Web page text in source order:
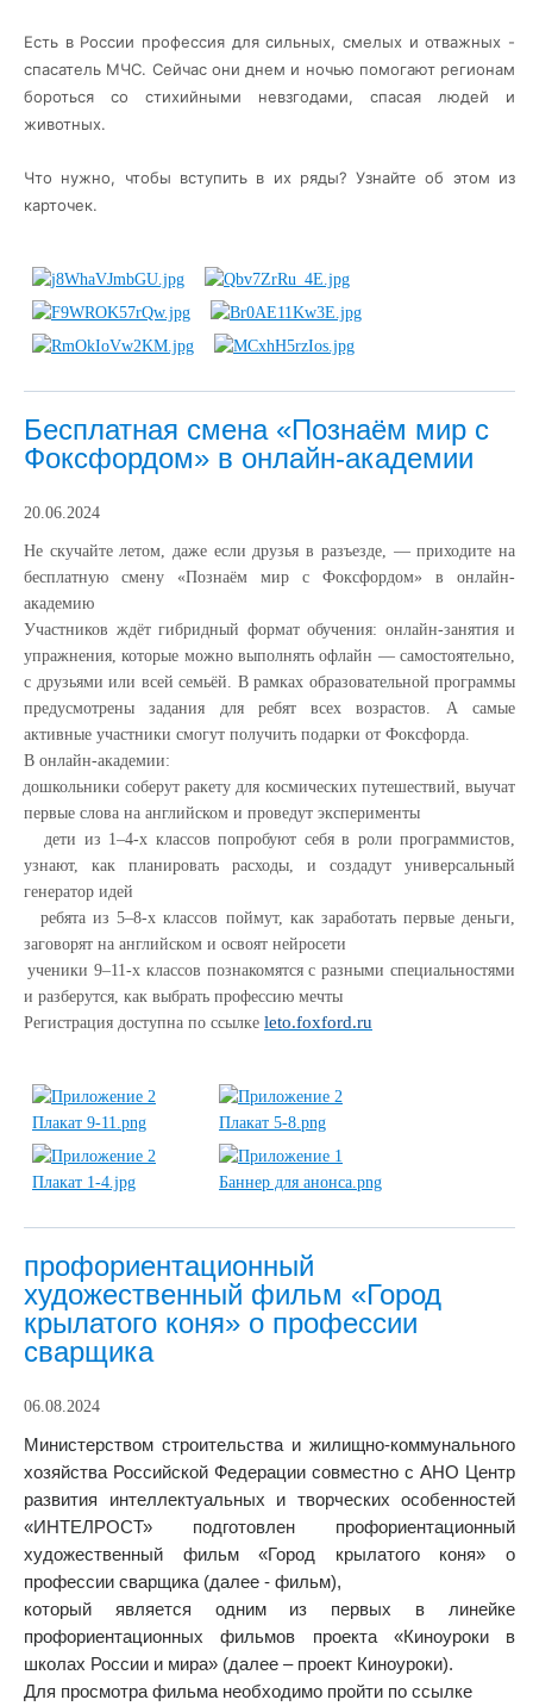
Есть в России профессия для сильных, смелых и отважных -
спасатель МЧС. Сейчас они днем и ночью помогают регионам
бороться со стихийными невзгодами, спасая людей и
животных.
Что нужно, чтобы вступить в их ряды? Узнайте об этом из
карточек.
Бесплатная смена «Познаём мир с
Фоксфордом» в онлайн-академии
20.06.2024
Не скучайте летом, даже если друзья в разъезде, — приходите на
бесплатную смену «Познаём мир с Фоксфордом» в онлайн-
академию
Участников ждёт гибридный формат обучения: онлайн-занятия и
упражнения, которые можно выполнять офлайн — самостоятельно,
с друзьями или всей семьёй. В рамках образовательной программы
предусмотрены задания для ребят всех возрастов. А самые
активные участники смогут получить подарки от Фоксфорда.
В онлайн-академии:
дошкольники соберут ракету для космических путешествий, выучат
первые слова на английском и проведут эксперименты
дети из 1–4-х классов попробуют себя в роли программистов,
узнают, как планировать расходы, и создадут универсальный
генератор идей
ребята из 5–8-х классов поймут, как заработать первые деньги,
заговорят на английском и освоят нейросети
ученики 9–11-х классов познакомятся с разными специальностями
и разберутся, как выбрать профессию мечты
Регистрация доступна по ссылке leto.foxford.ru
профориентационный
художественный фильм «Город
крылатого коня» о профессии
сварщика
06.08.2024
Министерством строительства и жилищно-коммунального
хозяйства Российской Федерации совместно с АНО Центр
развития интеллектуальных и творческих особенностей
«ИНТЕЛРОСТ» подготовлен профориентационный
художественный фильм «Город крылатого коня» о
профессии сварщика (далее - фильм),
который является одним из первых в линейке
профориентационных фильмов проекта «Киноуроки в
школах России и мира» (далее – проект Киноуроки).
Для просмотра фильма необходимо пройти по ссылке